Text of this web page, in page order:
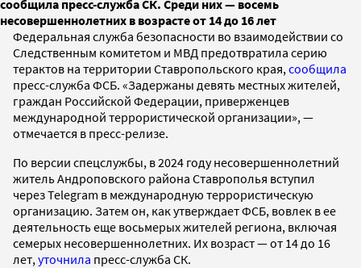
сообщила пресс-служба СК. Среди них — восемь
несовершеннолетних в возрасте от 14 до 16 лет
Федеральная служба безопасности во взаимодействии со
Следственным комитетом и МВД предотвратила серию
терактов на территории Ставропольского края, сообщила
пресс-служба ФСБ. «Задержаны девять местных жителей,
граждан Российской Федерации, приверженцев
международной террористической организации», —
отмечается в пресс-релизе.
По версии спецслужбы, в 2024 году несовершеннолетний
житель Андроповского района Ставрополья вступил
через Telegram в международную террористическую
организацию. Затем он, как утверждает ФСБ, вовлек в ее
деятельность еще восьмерых жителей региона, включая
семерых несовершеннолетних. Их возраст — от 14 до 16
лет, уточнила пресс-служба СК.